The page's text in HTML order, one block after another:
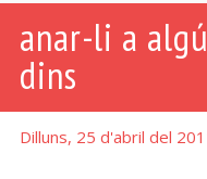
anar-li a
dins
Dilluns, 25 d'abril del
un
Judes